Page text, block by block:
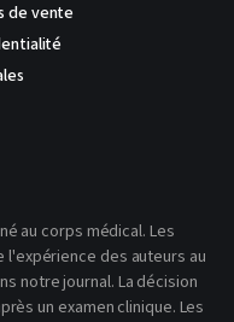
de vente
au corps médical. Les
des auteurs au
notre journal. La décision
un examen clinique. Les